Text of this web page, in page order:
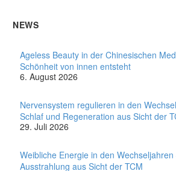
NEWS
Ageless Beauty in der Chinesischen
Schönheit von innen entsteht
6. August 2026
Nervensystem regulieren in den
Schlaf und Regeneration aus Sicht der
29. Juli 2026
Weibliche Energie in den
Ausstrahlung aus Sicht der TCM